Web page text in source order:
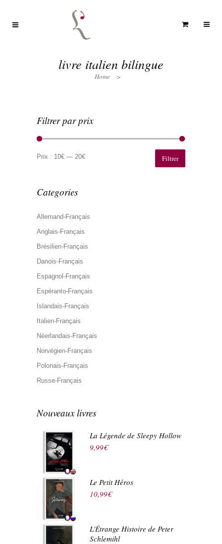
livre italien bilingue
Home >
Filtrer par prix
min
max
Filtrer
Prix : 10€ — 20€
Categories
Allemand-Français
Anglais-Français
Brésilien-Français
Danois-Français
Espagnol-Français
Espéranto-Français
Islandais-Français
Italien-Français
Néerlandais-Français
Norvégien-Français
Polonais-Français
Russe-Français
Nouveaux livres
La Légende de Sleepy Hollow
9,99€
Le Petit Héros
10,99€
L'Étrange Histoire de Peter
Schlemihl